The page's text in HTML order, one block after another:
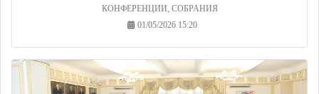
КОНФЕРЕНЦИИ, СОБРАНИЯ
01/05/2026 15:20